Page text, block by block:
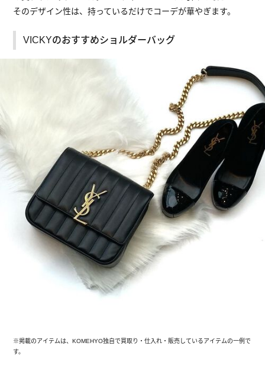
そのデザイン性は、持っているだけでコーデが華やぎます。
VICKYのおすすめショルダーバッグ
※掲載のアイテムは、KOMEHYO独自で買取り・仕入れ・販売しているアイテムの一例で
す。